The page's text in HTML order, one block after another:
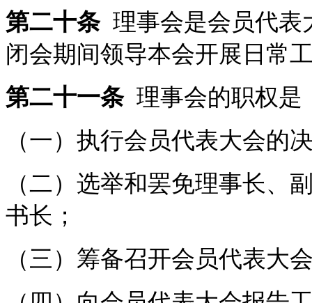
第二十条理事会是会员代表
闭会期间领导本会开展日常
第二十一条理事会的职权是
（一）执行会员代表大会的
（二）选举和罢免理事长、
书长；
（三）筹备召开会员代表大